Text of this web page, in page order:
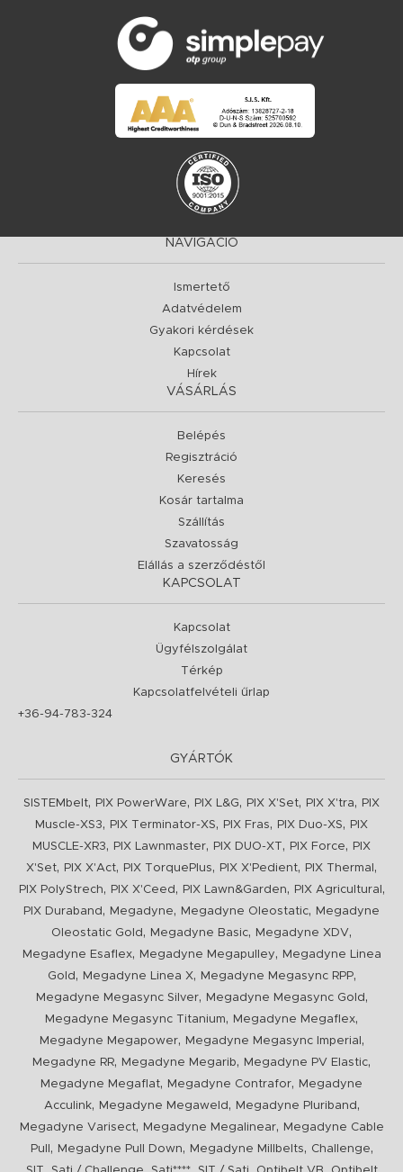
NAVIGÁCIÓ
Ismertető
Adatvédelem
Gyakori kérdések
Kapcsolat
Hírek
VÁSÁRLÁS
Belépés
Regisztráció
Keresés
Kosár tartalma
Szállítás
Szavatosság
Elállás a szerződéstől
KAPCSOLAT
Kapcsolat
Ügyfélszolgálat
Térkép
Kapcsolatfelvételi űrlap
+36-94-783-324
GYÁRTÓK
SISTEMbelt, PIX PowerWare, PIX L&G, PIX X'Set, PIX X'tra,
PIX
Muscle-XS3, PIX Terminator-XS, PIX Fras, PIX Duo-XS,
PIX
MUSCLE-XR3, PIX Lawnmaster, PIX DUO-XT, PIX Force,
PIX
X'Set, PIX X'Act, PIX TorquePlus, PIX X'Pedient, PIX Thermal ,
PIX PolyStrech, PIX X'Ceed , PIX Lawn&Garden, PIX Agricultural ,
PIX Duraband , Megadyne, Megadyne Oleostatic,
Megadyne
Oleostatic Gold , Megadyne Basic, Megadyne XDV,
Megadyne Esaflex, Megadyne Megapulley,
Megadyne Linea
Gold , Megadyne Linea X, Megadyne Megasync RPP,
Megadyne Megasync Silver, Megadyne Megasync Gold ,
Megadyne Megasync Titanium, Megadyne Megaflex,
Megadyne Megapower, Megadyne Megasync Imperial ,
Megadyne RR, Megadyne Megarib, Megadyne PV Elastic,
Megadyne Megaflat, Megadyne Contrafor,
Megadyne
Acculink, Megadyne Megaweld , Megadyne Pluriband ,
Megadyne Varisect, Megadyne Megalinear,
Megadyne Cable
Pull
, Megadyne Pull Down, Megadyne Millbelts, Challenge,
,